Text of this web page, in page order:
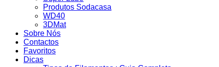
Produtos Sodacasa
WD40
3DMat
Sobre Nós
Contactos
Favoritos
Dicas